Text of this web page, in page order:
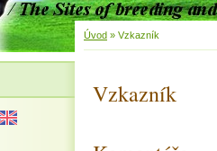
Úvod » Vzkazník
Vzkazník